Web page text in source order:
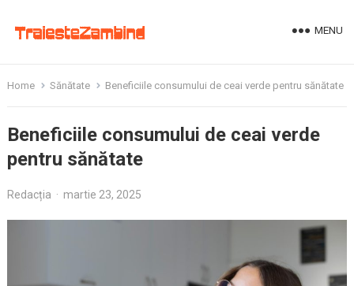
MENU
Home Sănătate Beneficiile consumului de ceai verde pentru sănătate
Beneficiile consumului de ceai verde
pentru sănătate
Redacția · martie 23, 2025